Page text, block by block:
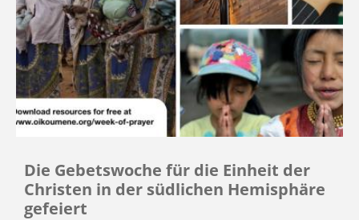
Die Gebetswoche für die Einheit der
Christen in der südlichen Hemisphäre
gefeiert